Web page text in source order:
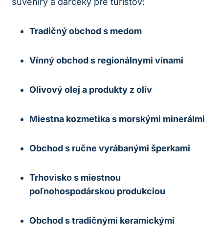
Tradičný obchod s medom
Vínný obchod s regionálnymi vínami
Olivový olej a produkty z olív
Miestna kozmetika s morskými minerálmi
Obchod s ručne vyrábanými šperkami
Trhovisko s miestnou
poľnohospodárskou produkciou
Obchod s tradičnými keramickými